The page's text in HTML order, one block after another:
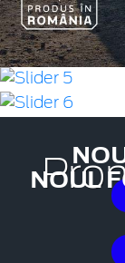
NOUL